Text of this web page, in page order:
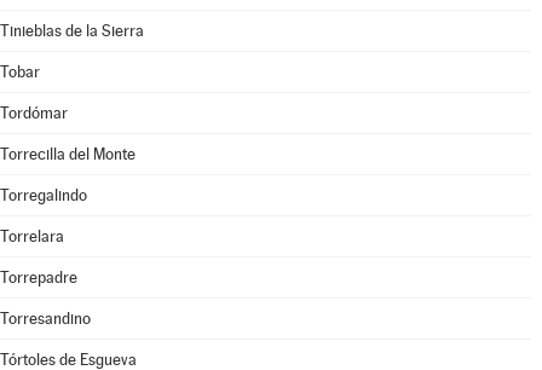
Tinieblas de la Sierra
Tobar
Tordómar
Torrecilla del Monte
Torregalindo
Torrelara
Torrepadre
Torresandino
Tórtoles de Esgueva